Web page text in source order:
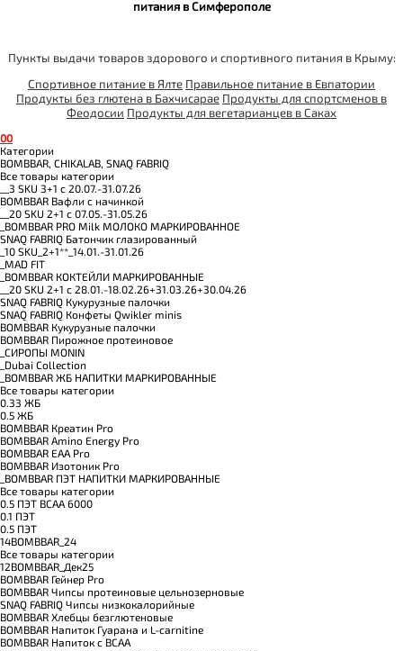
питания в Симферополе
Пункты выдачи товаров здорового и спортивного питания в Крыму:
Спортивное питание в Ялте Правильное питание в Евпатории
Продукты без глютена в Бахчисарае Продукты для спортсменов в
Феодосии Продукты для вегетарианцев в Саках
00
Категории
BOMBBAR, CHIKALAB, SNAQ FABRIQ
Все товары категории
__3 SKU 3+1 с 20.07.-31.07.26
BOMBBAR Вафли с начинкой
__20 SKU 2+1 с 07.05.-31.05.26
_BOMBBAR PRO Milk МОЛОКО МАРКИРОВАННОЕ
SNAQ FABRIQ Батончик глазированный
_10 SKU_2+1**_14.01.-31.01.26
_MAD FIT
_BOMBBAR КОКТЕЙЛИ МАРКИРОВАННЫЕ
__20 SKU 2+1 с 28.01.-18.02.26+31.03.26+30.04.26
SNAQ FABRIQ Кукурузные палочки
SNAQ FABRIQ Конфеты Qwikler minis
BOMBBAR Кукурузные палочки
BOMBBAR Пирожное протеиновое
_CИРОПЫ MONIN
_Dubai Collection
_BOMBBAR ЖБ НАПИТКИ МАРКИРОВАННЫЕ
Все товары категории
0.33 ЖБ
0.5 ЖБ
BOMBBAR Креатин Pro
BOMBBAR Amino Energy Pro
BOMBBAR EAA Pro
BOMBBAR Изотоник Pro
_BOMBBAR ПЭТ НАПИТКИ МАРКИРОВАННЫЕ
Все товары категории
0.5 ПЭТ ВСАА 6000
0.1 ПЭТ
0.5 ПЭТ
14BOMBBAR_24
Все товары категории
12BOMBBAR_Дек25
BOMBBAR Гейнер Pro
BOMBBAR Чипсы протеиновые цельнозерновые
SNAQ FABRIQ Чипсы низкокалорийные
BOMBBAR Хлебцы безглютеновые
BOMBBAR Напиток Гуарана и L-carnitine
BOMBBAR Напиток с BCAA